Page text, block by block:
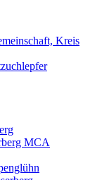
Kreis
MCA